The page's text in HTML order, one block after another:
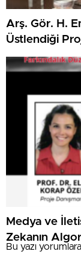
Arş. Gör. H.
Üstlendiği
Medya ve
Zekanın
Farkındalık
Bu yazı